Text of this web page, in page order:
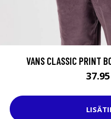
VANS CLASSIC PRINT